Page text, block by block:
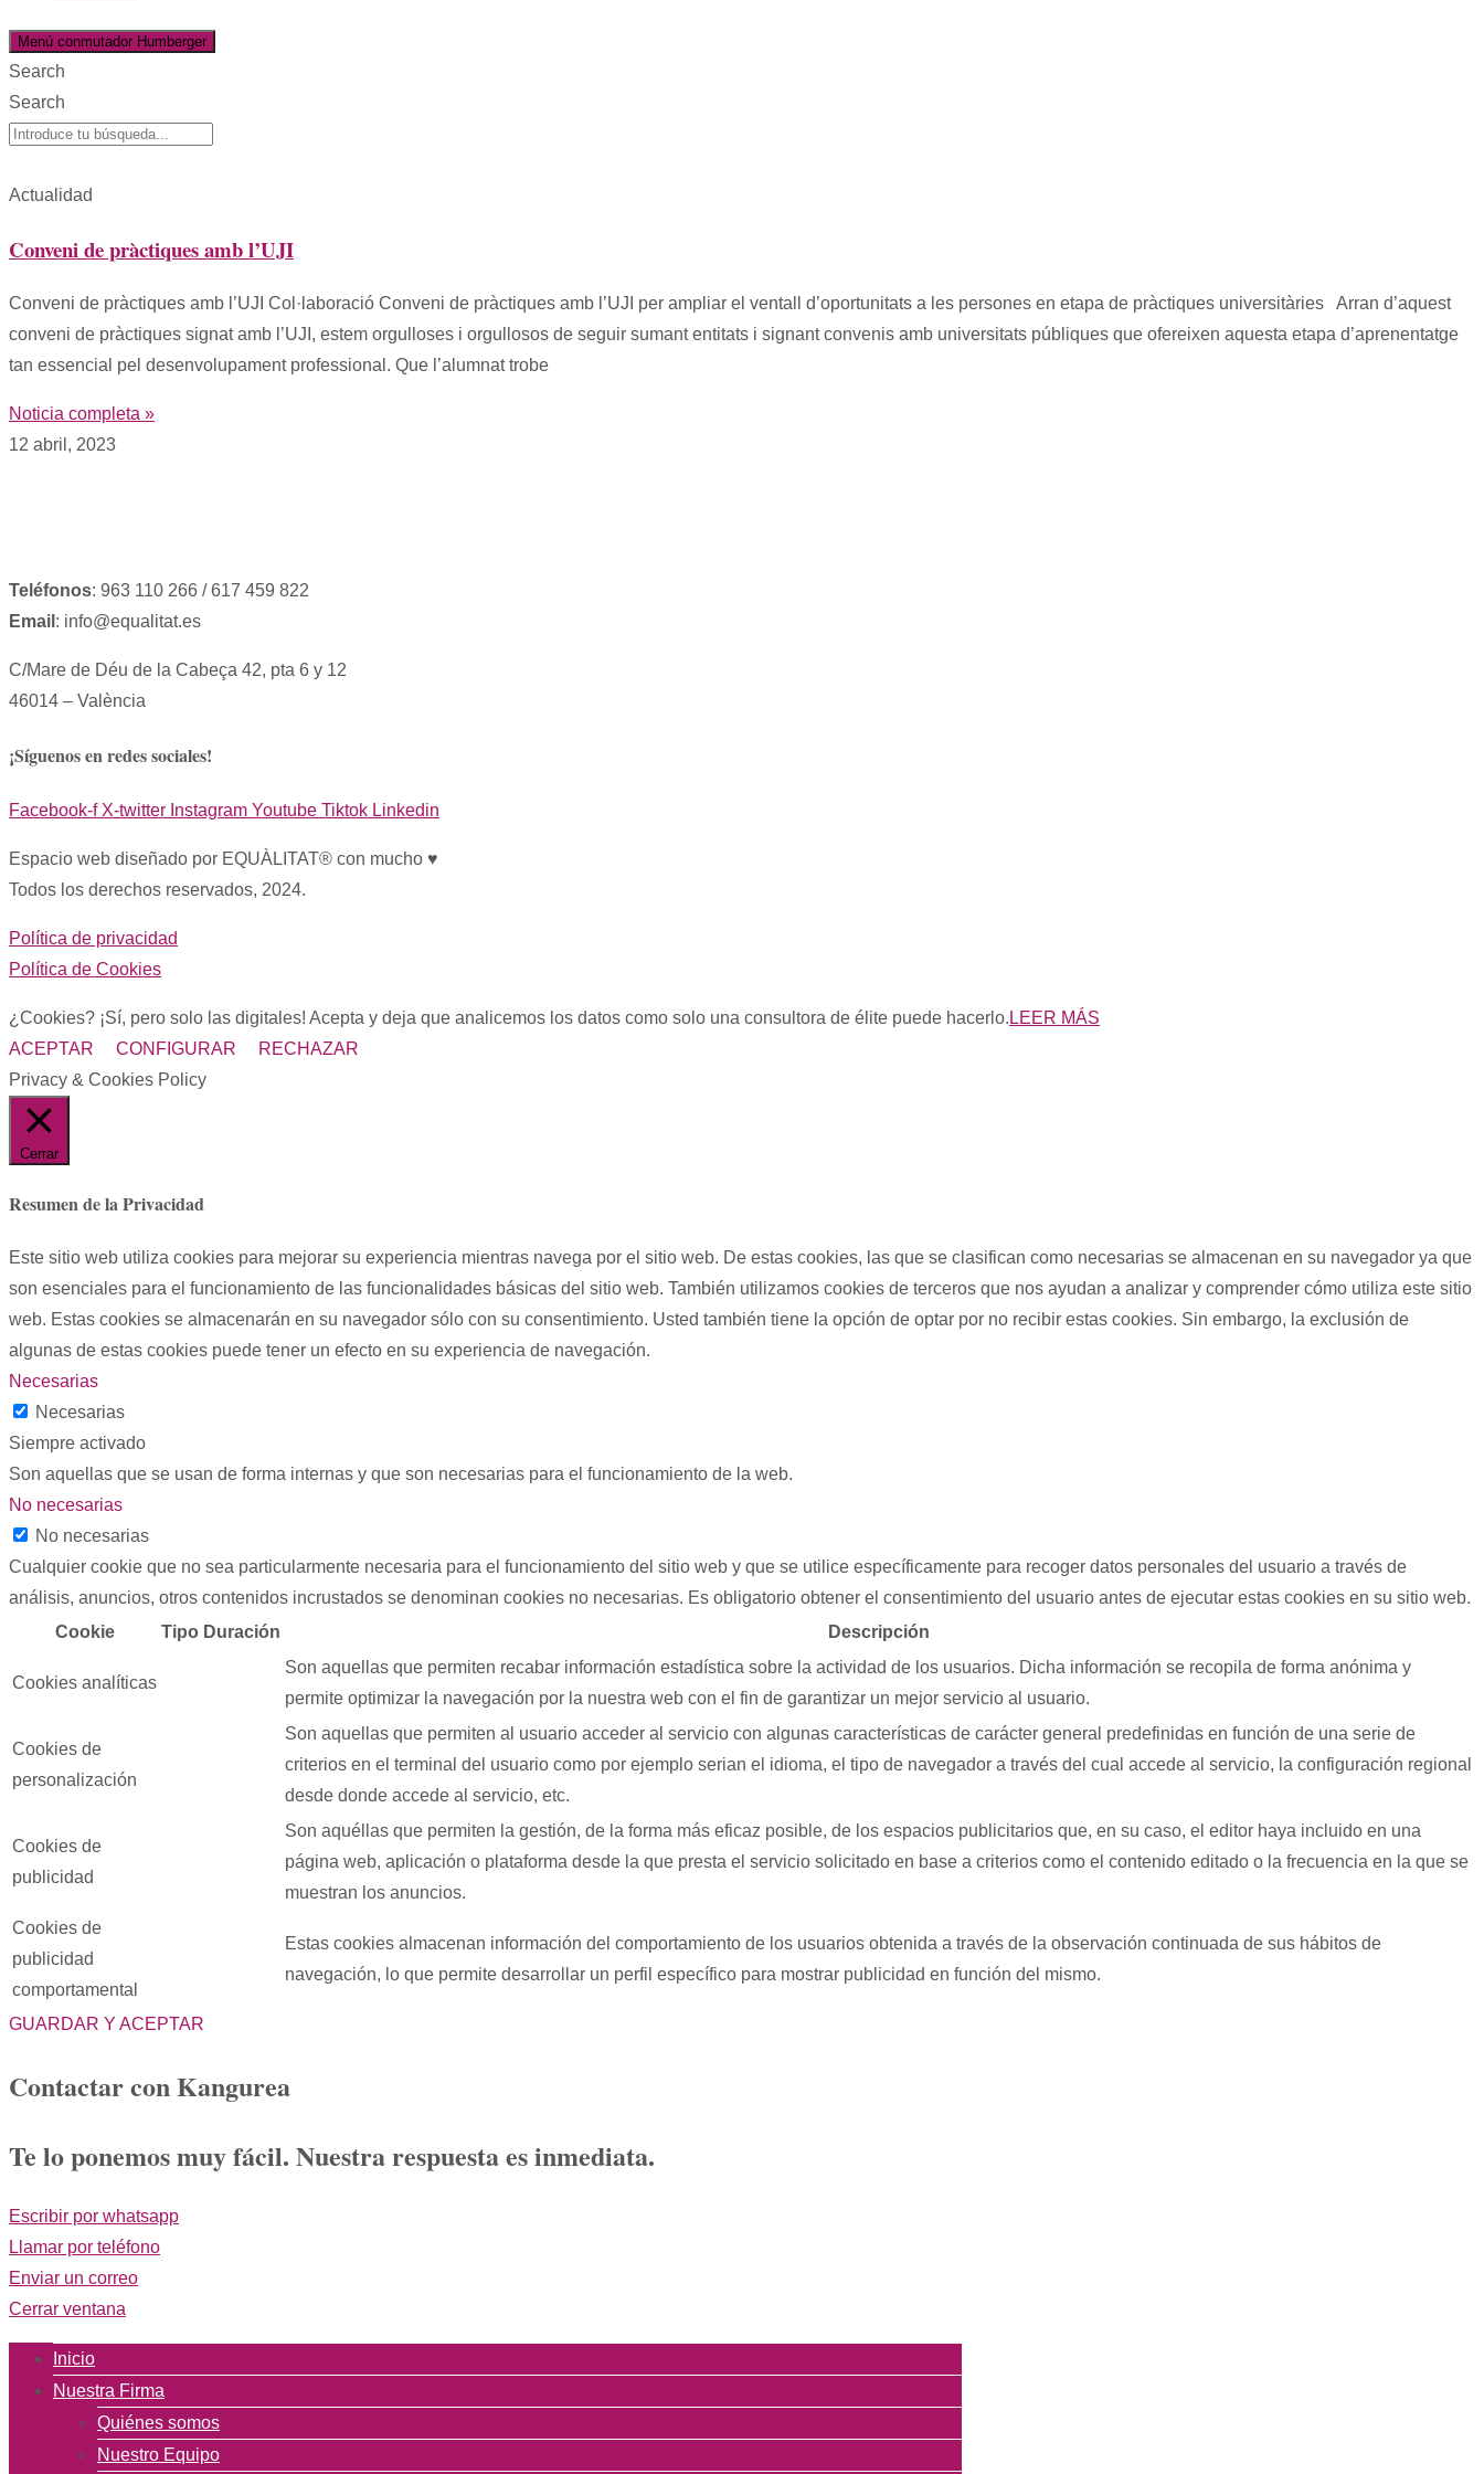
Menú conmutador Humberger
Search
Search
Actualidad
Conveni de pràctiques amb l’UJI
Conveni de pràctiques amb l’UJI Col·laboració Conveni de pràctiques amb l’UJI per ampliar el ventall d’oportunitats a les persones en etapa de pràctiques universitàries Arran d’aquest
conveni de pràctiques signat amb l’UJI, estem orgulloses i orgullosos de seguir sumant entitats i signant convenis amb universitats públiques que ofereixen aquesta etapa d’aprenentatge
tan essencial pel desenvolupament professional. Que l’alumnat trobe
Noticia completa »
12 abril, 2023
Teléfonos: 963 110 266 / 617 459 822
Email : info@equalitat.es
C/Mare de Déu de la Cabeça 42, pta 6 y 12
46014 – València
¡Síguenos en redes sociales!
Facebook-f X-twitter Instagram Youtube Tiktok Linkedin
Espacio web diseñado por EQUÀLITAT® con mucho ♥︎
Todos los derechos reservados, 2024.
Política de privacidad
Política de Cookies
¿Cookies? ¡Sí, pero solo las digitales! Acepta y deja que analicemos los datos como solo una consultora de élite puede hacerlo. LEER MÁS
ACEPTAR
CONFIGURAR
RECHAZAR
Privacy & Cookies Policy
Cerrar
Resumen de la Privacidad
Este sitio web utiliza cookies para mejorar su experiencia mientras navega por el sitio web. De estas cookies, las que se clasifican como necesarias se almacenan en su navegador ya que
son esenciales para el funcionamiento de las funcionalidades básicas del sitio web. También utilizamos cookies de terceros que nos ayudan a analizar y comprender cómo utiliza este sitio
web. Estas cookies se almacenarán en su navegador sólo con su consentimiento. Usted también tiene la opción de optar por no recibir estas cookies. Sin embargo, la exclusión de
algunas de estas cookies puede tener un efecto en su experiencia de navegación.
Necesarias
Necesarias
Siempre activado
Son aquellas que se usan de forma internas y que son necesarias para el funcionamiento de la web.
No necesarias
No necesarias
Cualquier cookie que no sea particularmente necesaria para el funcionamiento del sitio web y que se utilice específicamente para recoger datos personales del usuario a través de
análisis, anuncios, otros contenidos incrustados se denominan cookies no necesarias. Es obligatorio obtener el consentimiento del usuario antes de ejecutar estas cookies en su sitio web.
Cookie
Tipo Duración Descripción
Cookies analíticas
Son aquellas que permiten recabar información estadística sobre la actividad de los usuarios. Dicha información se recopila de forma anónima y
permite optimizar la navegación por la nuestra web con el fin de garantizar un mejor servicio al usuario.
Cookies de
personalización
Son aquellas que permiten al usuario acceder al servicio con algunas características de carácter general predefinidas en función de una serie de
criterios en el terminal del usuario como por ejemplo serian el idioma, el tipo de navegador a través del cual accede al servicio, la configuración regional
desde donde accede al servicio, etc.
Cookies de
publicidad
Son aquéllas que permiten la gestión, de la forma más eficaz posible, de los espacios publicitarios que, en su caso, el editor haya incluido en una
página web, aplicación o plataforma desde la que presta el servicio solicitado en base a criterios como el contenido editado o la frecuencia en la que se
muestran los anuncios.
Cookies de
publicidad
comportamental
Estas cookies almacenan información del comportamiento de los usuarios obtenida a través de la observación continuada de sus hábitos de
navegación, lo que permite desarrollar un perfil específico para mostrar publicidad en función del mismo.
GUARDAR Y ACEPTAR
Contactar con Kangurea
Te lo ponemos muy fácil. Nuestra respuesta es inmediata.
Escribir por whatsapp
Llamar por teléfono
Enviar un correo
Cerrar ventana
Inicio
Nuestra Firma
Quiénes somos
Nuestro Equipo